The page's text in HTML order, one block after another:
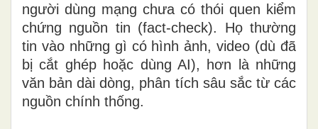
người dùng mạng chưa có thói quen kiểm
chứng nguồn tin (fact-check). Họ thường
tin vào những gì có hình ảnh, video (dù đã
bị cắt ghép hoặc dùng AI), hơn là những
văn bản dài dòng, phân tích sâu sắc từ các
nguồn chính thống.